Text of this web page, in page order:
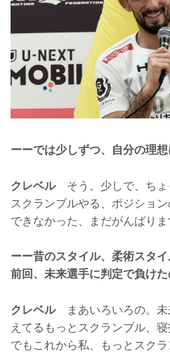
ーーでは少しずつ、自分の理
クレベルそう。少しで、ちょ
スクランブルやる、ポジショ
できなかった、まだがんばりま
ーー昔のスタイル、柔術スタイ
前回、未来選手に判定で負け
クレベルまあいろいろの。未
えてるもっとスクランブル、
でもこれから私、もっとスク